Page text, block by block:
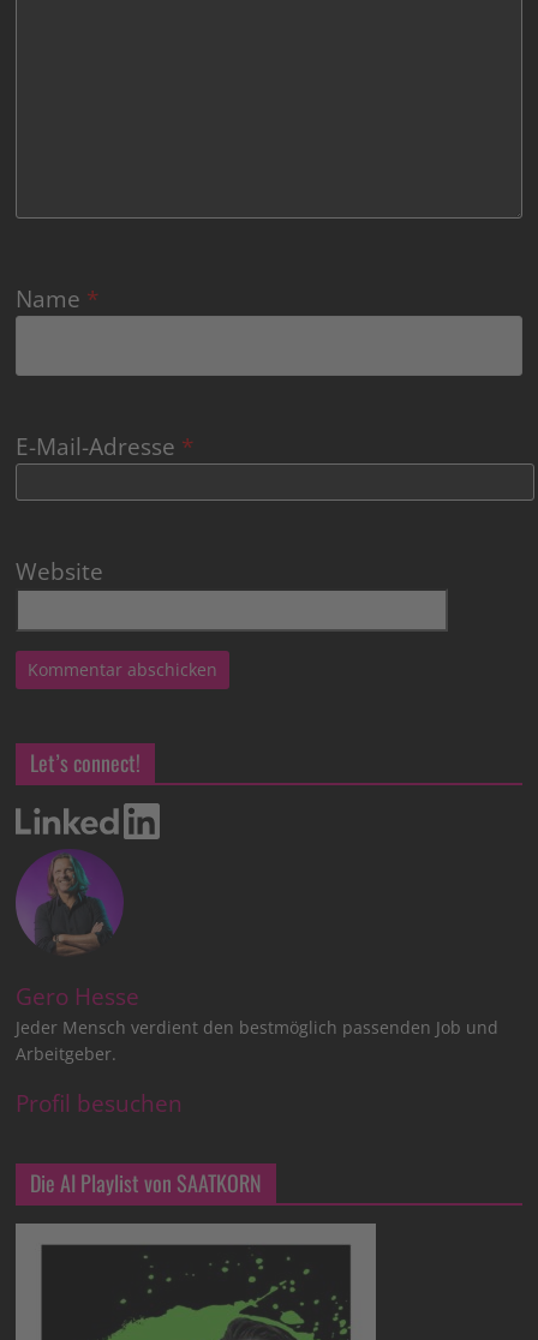
Name *
E-Mail-Adresse *
Website
Let’s connect!
Gero Hesse
Jeder Mensch verdient den bestmöglich passenden Job und
Arbeitgeber.
Profil besuchen
Die AI Playlist von SAATKORN